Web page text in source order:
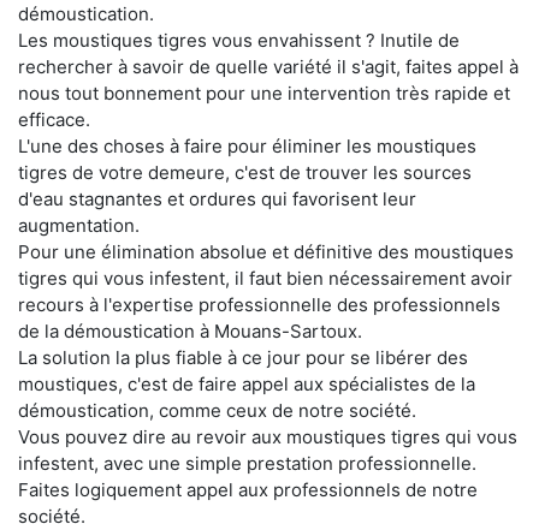
démoustication.
Les moustiques tigres vous envahissent ? Inutile de
rechercher à savoir de quelle variété il s'agit, faites appel à
nous tout bonnement pour une intervention très rapide et
efficace.
L'une des choses à faire pour éliminer les moustiques
tigres de votre demeure, c'est de trouver les sources
d'eau stagnantes et ordures qui favorisent leur
augmentation.
Pour une élimination absolue et définitive des moustiques
tigres qui vous infestent, il faut bien nécessairement avoir
recours à l'expertise professionnelle des professionnels
de la démoustication à Mouans-Sartoux.
La solution la plus fiable à ce jour pour se libérer des
moustiques, c'est de faire appel aux spécialistes de la
démoustication, comme ceux de notre société.
Vous pouvez dire au revoir aux moustiques tigres qui vous
infestent, avec une simple prestation professionnelle.
Faites logiquement appel aux professionnels de notre
société.